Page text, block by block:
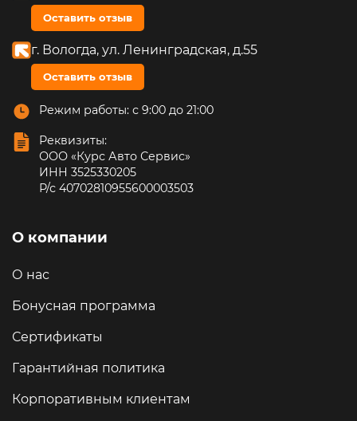
Оставить отзыв
г. Вологда, ул. Ленинградская, д.55
Оставить отзыв
Режим работы: с 9:00 до 21:00
Реквизиты:
ООО «Курс Авто Сервис»
ИНН 3525330205
Р/с 40702810955600003503
О компании
О нас
Бонусная программа
Сертификаты
Гарантийная политика
Корпоративным клиентам